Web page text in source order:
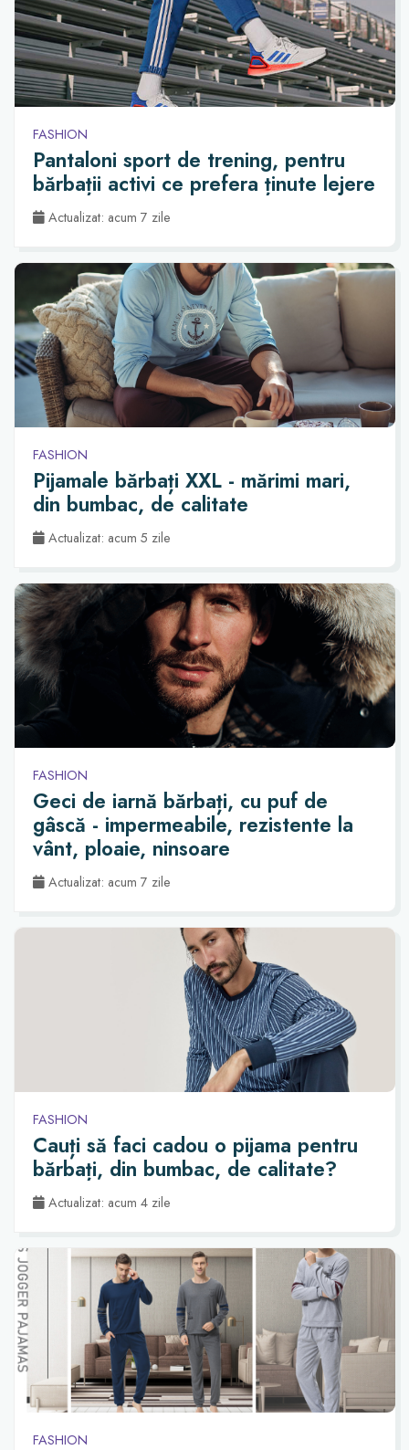
FASHION
Pantaloni sport de trening, pentru
bărbații activi ce prefera ținute lejere
Actualizat: acum 7 zile
FASHION
Pijamale bărbați XXL - mărimi mari,
din bumbac, de calitate
Actualizat: acum 5 zile
FASHION
Geci de iarnă bărbați, cu puf de
gâscă - impermeabile, rezistente la
vânt, ploaie, ninsoare
Actualizat: acum 7 zile
FASHION
Cauți să faci cadou o pijama pentru
bărbați, din bumbac, de calitate?
Actualizat: acum 4 zile
FASHION